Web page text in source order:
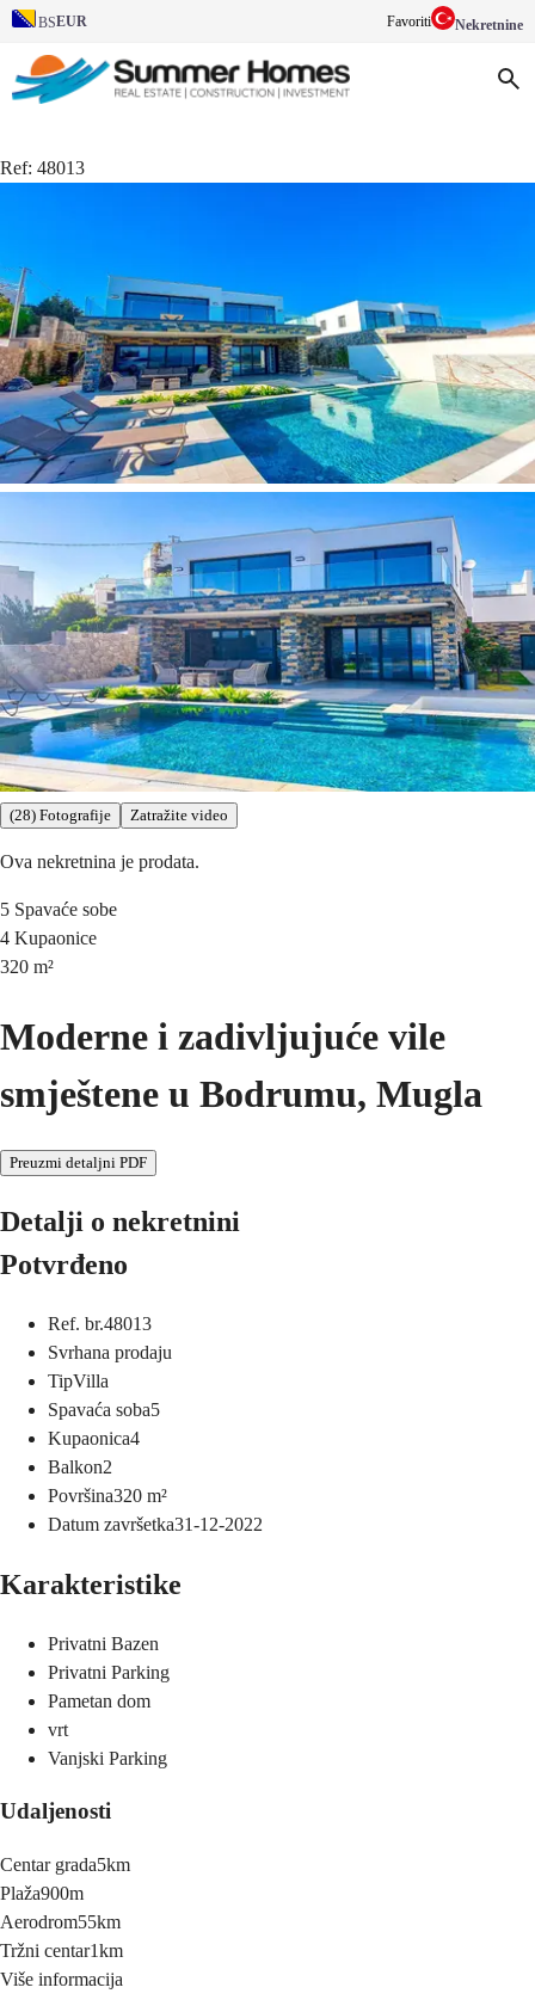
BSEUR Favoriti Nekretnine
Ref: 48013
(28) Fotografije Zatražite video
Ova nekretnina je prodata.
5 Spavaće sobe
4 Kupaonice
320 m²
Moderne i zadivljujuće vile
smještene u Bodrumu, Mugla
Preuzmi detaljni PDF
Detalji o nekretnini
Potvrđeno
Ref. br.48013
Svrhana prodaju
TipVilla
Spavaća soba5
Kupaonica4
Balkon2
Površina320 m²
Datum završetka31-12-2022
Karakteristike
Privatni Bazen
Privatni Parking
Pametan dom
vrt
Vanjski Parking
Udaljenosti
Centar grada5km
Plaža900m
Aerodrom55km
Tržni centar1km
Više informacija